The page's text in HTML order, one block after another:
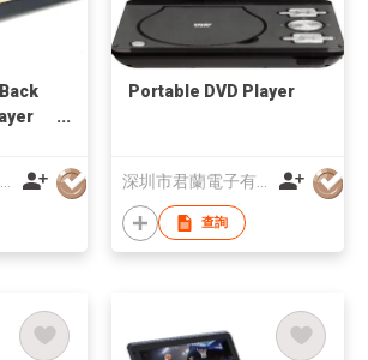
Shenzhen Dehuida Digital Co., Limited
Portable DVD Player
深圳市君蘭電子有限公司
查詢